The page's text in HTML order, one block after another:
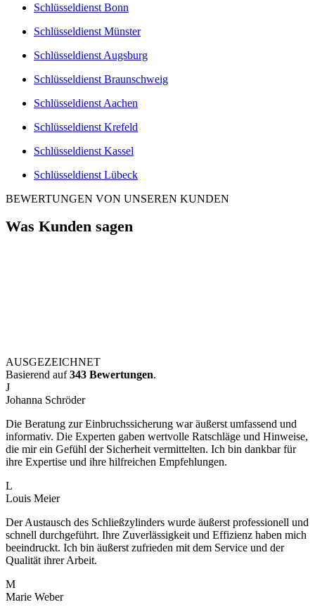
Schlüsseldienst Bonn
Schlüsseldienst Münster
Schlüsseldienst Augsburg
Schlüsseldienst Braunschweig
Schlüsseldienst Aachen
Schlüsseldienst Krefeld
Schlüsseldienst Kassel
Schlüsseldienst Lübeck
BEWERTUNGEN VON UNSEREN KUNDEN
Was Kunden sagen
AUSGEZEICHNET
Basierend auf343 Bewertungen.
J
Johanna Schröder
Die Beratung zur Einbruchssicherung war äußerst umfassend und
informativ. Die Experten gaben wertvolle Ratschläge und Hinweise,
die mir ein Gefühl der Sicherheit vermittelten. Ich bin dankbar für
ihre Expertise und ihre hilfreichen Empfehlungen.
L
Louis Meier
Der Austausch des Schließzylinders wurde äußerst professionell und
schnell durchgeführt. Ihre Zuverlässigkeit und Effizienz haben mich
beeindruckt. Ich bin äußerst zufrieden mit dem Service und der
Qualität ihrer Arbeit.
M
Marie Weber